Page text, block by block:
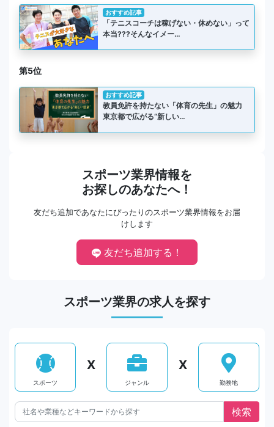
おすすめ記事
「テニスコーチは稼げない・休めない」って
本当???そんなイメー…
第5位
おすすめ記事
教員免許を持たない「体育の先生」の魅力
東京都で広がる“新しい…
スポーツ業界情報を
お探しのあなたへ！
友だち追加であなたにぴったりのスポーツ業界情報をお届
けします
友だち追加する！
スポーツ業界の求人を探す
スポーツ
X
ジャンル
X
勤務地